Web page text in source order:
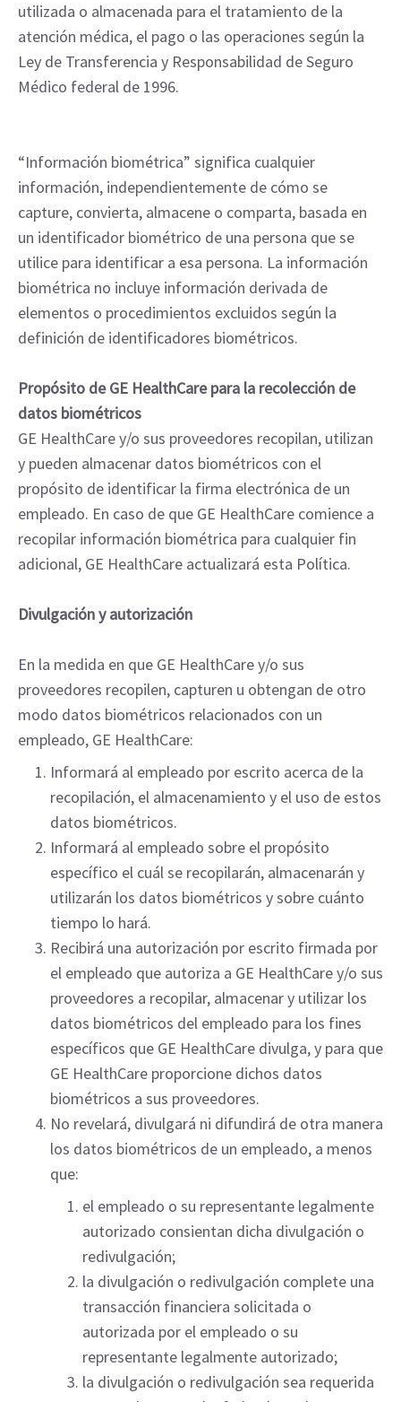
utilizada o almacenada para el tratamiento de la
atención médica, el pago o las operaciones según la
Ley de Transferencia y Responsabilidad de Seguro
Médico federal de 1996.
“Información biométrica” significa cualquier
información, independientemente de cómo se
capture, convierta, almacene o comparta, basada en
un identificador biométrico de una persona que se
utilice para identificar a esa persona. La información
biométrica no incluye información derivada de
elementos o procedimientos excluidos según la
definición de identificadores biométricos.
Propósito de GE HealthCare para la recolección de
datos biométricos
GE HealthCare y/o sus proveedores recopilan, utilizan
y pueden almacenar datos biométricos con el
propósito de identificar la firma electrónica de un
empleado. En caso de que GE HealthCare comience a
recopilar información biométrica para cualquier fin
adicional, GE HealthCare actualizará esta Política.
Divulgación y autorización
En la medida en que GE HealthCare y/o sus
proveedores recopilen, capturen u obtengan de otro
modo datos biométricos relacionados con un
empleado, GE HealthCare:
Informará al empleado por escrito acerca de la
recopilación, el almacenamiento y el uso de estos
datos biométricos.
Informará al empleado sobre el propósito
específico el cuál se recopilarán, almacenarán y
utilizarán los datos biométricos y sobre cuánto
tiempo lo hará.
Recibirá una autorización por escrito firmada por
el empleado que autoriza a GE HealthCare y/o sus
proveedores a recopilar, almacenar y utilizar los
datos biométricos del empleado para los fines
específicos que GE HealthCare divulga, y para que
GE HealthCare proporcione dichos datos
biométricos a sus proveedores.
No revelará, divulgará ni difundirá de otra manera
los datos biométricos de un empleado, a menos
que:
el empleado o su representante legalmente
autorizado consientan dicha divulgación o
redivulgación;
la divulgación o redivulgación complete una
transacción financiera solicitada o
autorizada por el empleado o su
representante legalmente autorizado;
la divulgación o redivulgación sea requerida